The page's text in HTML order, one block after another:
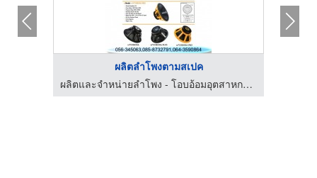
ผลิตลำโพงตามสเปค
ผลิตและจำหน่ายลำโพง - โอบอ้อมอุตสาหกรรม